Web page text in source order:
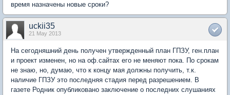
время назначены новые сроки?
uckii35
21 May 2013
На сегодняшний день получен утвержденный план ГПЗУ, ген.план
и проект изменен, но на оф.сайтах его не меняют пока. По срокам
не знаю, но, думаю, что к концу мая должны получить, т.к.
наличие ГПЗУ это последняя стадия перед разрешением. В
газете Родник опубликовано заключение о последних слушаниях